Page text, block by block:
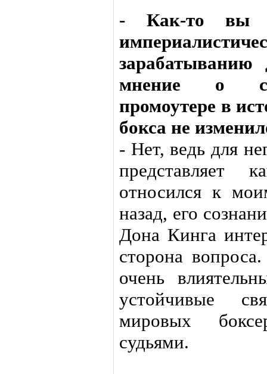
- Как-то вы
мнение о
промоутере в
бокса не
- Нет, ведь для
представляет
относился к
назад, его
Дона Кинга
сторона
очень
устойчивые
мировых
судьями.